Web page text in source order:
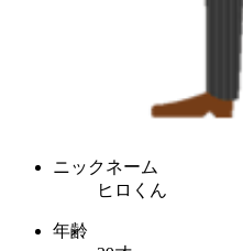
ニックネーム
ヒロくん
年齢